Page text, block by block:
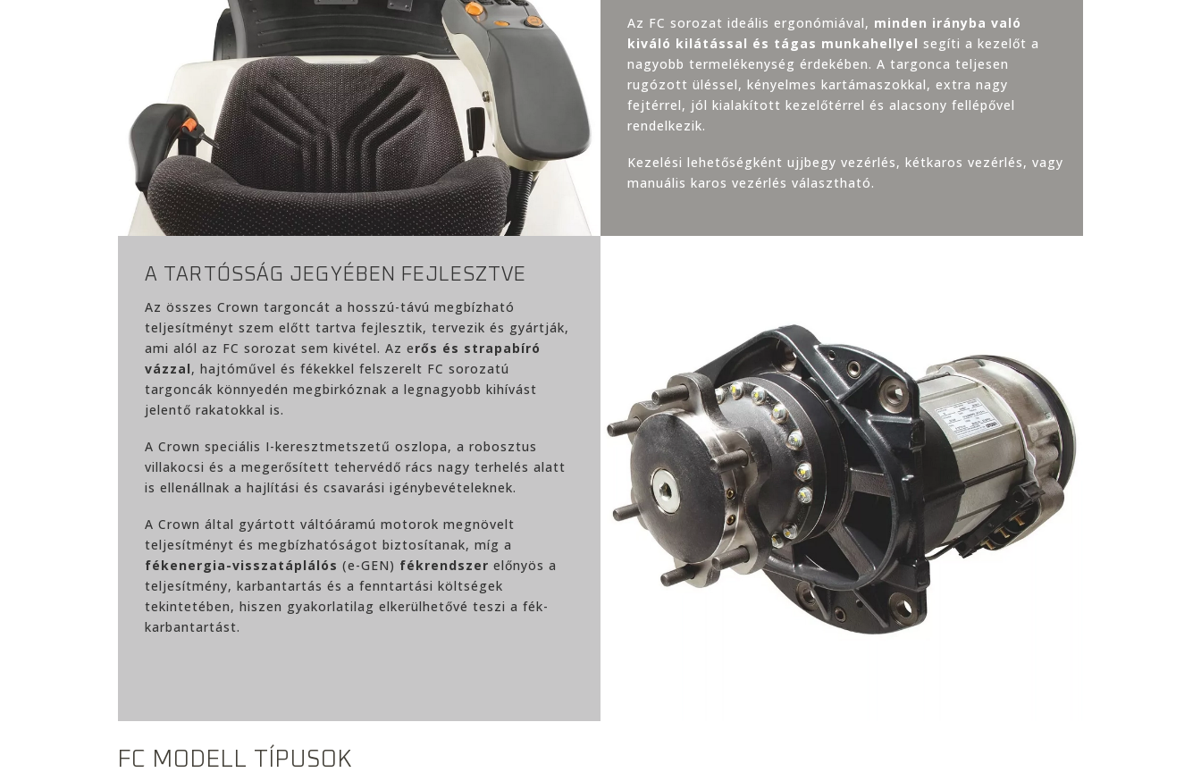
Az FC sorozat ideális ergonómiával, minden irányba való
kiváló kilátással és tágas munkahellyel segíti a kezelőt a
nagyobb termelékenység érdekében. A targonca teljesen
rugózott üléssel, kényelmes kartámaszokkal, extra nagy
fejtérrel, jól kialakított kezelőtérrel és alacsony fellépővel
rendelkezik.
Kezelési lehetőségként ujjbegy vezérlés, kétkaros vezérlés, vagy
manuális karos vezérlés választható.
A TARTÓSSÁG JEGYÉBEN FEJLESZTVE
Az összes Crown targoncát a hosszú-távú megbízható
teljesítményt szem előtt tartva fejlesztik, tervezik és gyártják,
ami alól az FC sorozat sem kivétel. Az erős és strapabíró
vázzal, hajtóművel és fékekkel felszerelt FC sorozatú
targoncák könnyedén megbirkóznak a legnagyobb kihívást
jelentő rakatokkal is.
A Crown speciális I-keresztmetszetű oszlopa, a robosztus
villakocsi és a megerősített tehervédő rács nagy terhelés alatt
is ellenállnak a hajlítási és csavarási igénybevételeknek.
A Crown által gyártott váltóáramú motorok megnövelt
teljesítményt és megbízhatóságot biztosítanak, míg a
fékenergia-visszatáplálós (e-GEN) fékrendszer előnyös a
teljesítmény, karbantartás és a fenntartási költségek
tekintetében, hiszen gyakorlatilag elkerülhetővé teszi a fék-
karbantartást.
FC MODELL TÍPUSOK